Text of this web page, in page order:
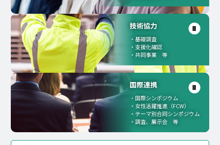
技術協力
基礎調査
支援化確認
共同事業 等
国際連携
国際シンポジウム
女性活躍推進（FCW）
テーマ別合同シンポジウム
調査、展示会 等